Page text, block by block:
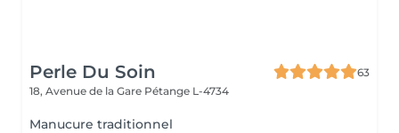
Perle Du Soin
63
18, Avenue de la Gare Pétange L-4734
Manucure traditionnel